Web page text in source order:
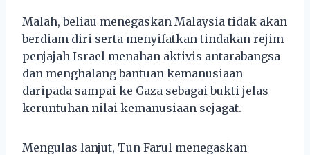
Malah, beliau menegaskan Malaysia tidak akan
berdiam diri serta menyifatkan tindakan rejim
penjajah Israel menahan aktivis antarabangsa
dan menghalang bantuan kemanusiaan
daripada sampai ke Gaza sebagai bukti jelas
keruntuhan nilai kemanusiaan sejagat.
Mengulas lanjut, Tun Farul menegaskan